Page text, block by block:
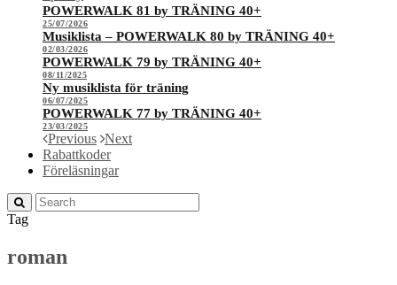
POWERWALK 81 by TRÄNING 40+
25/07/2026
Musiklista – POWERWALK 80 by TRÄNING 40+
02/03/2026
POWERWALK 79 by TRÄNING 40+
08/11/2025
Ny musiklista för träning
06/07/2025
POWERWALK 77 by TRÄNING 40+
23/03/2025
Previous Next
Rabattkoder
Föreläsningar
Tag
roman